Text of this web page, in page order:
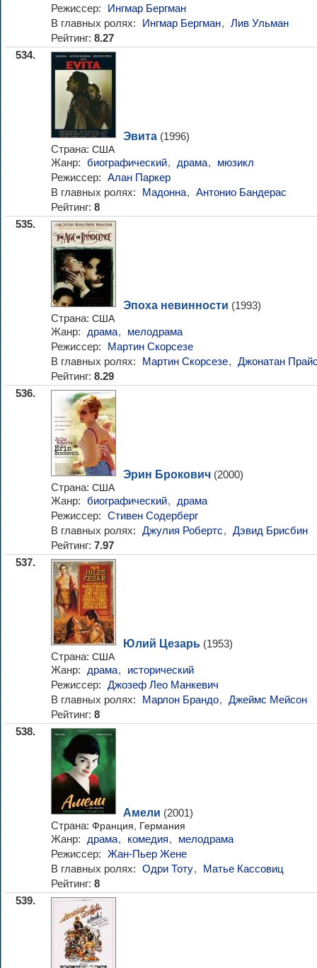
Режиссер:
Ингмар Бергман
В главных ролях:
Ингмар Бергман, Лив Ульман
Рейтинг: 8.27
534.
Эвита (1996)
Страна: США
Жанр: биографический, драма,
мюзикл
Режиссер: Алан Паркер
В главных ролях:
Мадонна, Антонио Бандерас
Рейтинг: 8
535.
Эпоха невинности (1993)
Страна: США
Жанр: драма,
мелодрама
Режиссер:
Мартин Скорсезе
В главных ролях:
Мартин Скорсезе, Джонатан
Рейтинг: 8.29
536.
Эрин Брокович (2000)
Страна: США
Жанр: биографический,
драма
Режиссер: Стивен Содерберг
В главных ролях: Джулия Робертс, Дэвид Брисбин
Рейтинг: 7.97
537.
Юлий Цезарь (1953)
Страна: США
Жанр: драма,
исторический
Режиссер: Джозеф Лео Манкевич
В главных ролях:
Марлон Брандо, Джеймс Мейсон
Рейтинг: 8
538.
Амели (2001)
Страна: Франция, Германия
Жанр: драма, комедия,
мелодрама
Режиссер: Жан-Пьер Жене
В главных ролях: Одри Тоту,
Матье Кассовиц
Рейтинг: 8
539.